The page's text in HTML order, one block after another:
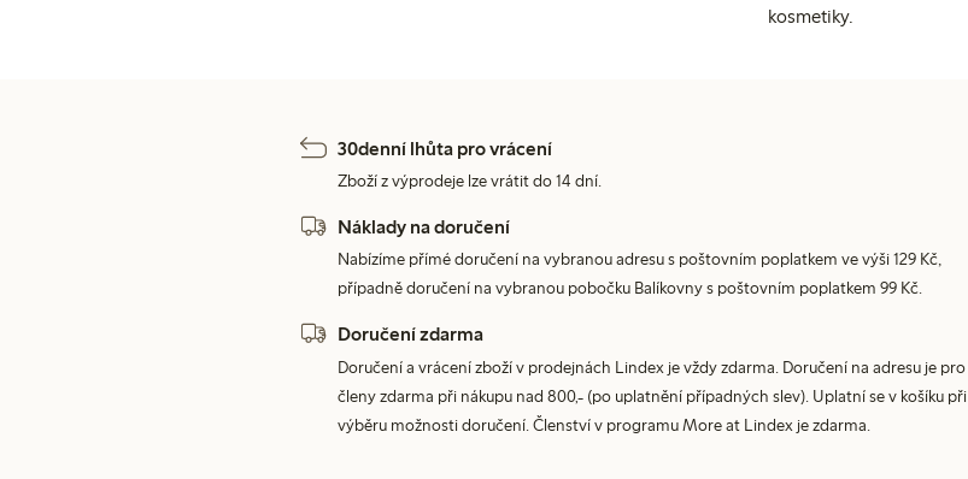
kosmetiky.
30denní lhůta pro vrácení
Zboží z výprodeje lze vrátit do 14 dní.
Náklady na doručení
Nabízíme přímé doručení na vybranou adresu s poštovním poplatkem ve výši 129 Kč,
případně doručení na vybranou pobočku Balíkovny s poštovním poplatkem 99 Kč.
Doručení zdarma
Doručení a vrácení zboží v prodejnách Lindex je vždy zdarma. Doručení na adresu je pro
členy zdarma při nákupu nad 800,- (po uplatnění případných slev). Uplatní se v košíku při
výběru možnosti doručení. Členství v programu More at Lindex je zdarma.